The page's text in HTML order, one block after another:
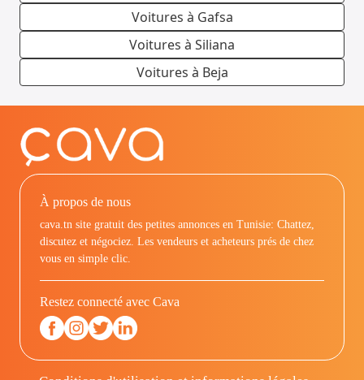
Voitures à Gafsa
Voitures à Siliana
Voitures à Beja
À propos de nous
cava.tn site gratuit des petites annonces en Tunisie: Chattez,
discutez et négociez. Les vendeurs et acheteurs prés de chez
vous en simple clic.
Restez connecté avec Cava